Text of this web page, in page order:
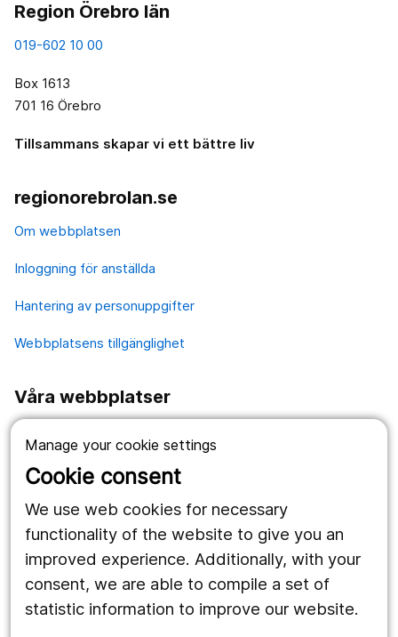
Manage your cookie settings
Cookie consent
We use web cookies for necessary
functionality of the website to give you an
improved experience. Additionally, with your
consent, we are able to compile a set of
statistic information to improve our website.
Region Örebro län
019-602 10 00
Box 1613
701 16 Örebro
Tillsammans skapar vi ett bättre liv
regionorebrolan.se
Om webbplatsen
Inloggning för anställda
Hantering av personuppgifter
Webbplatsens tillgänglighet
Våra webbplatser
Länstrafiken
Region Örebro län
Följ oss
Facebook